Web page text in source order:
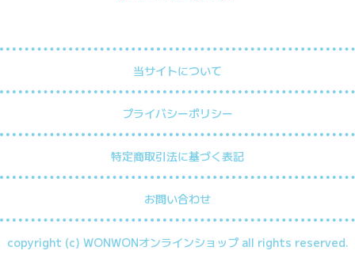
当サイトについて
プライバシーポリシー
特定商取引法に基づく表記
お問い合わせ
copyright (c) WONWONオンラインショップ all rights reserved.